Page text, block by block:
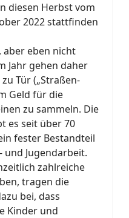
diesen Herbst vom
2022 stattfinden
aber eben nicht
Jahr gehen daher
Tür („Straßen-
Geld für die
zu sammeln. Die
es seit über 70
fester Bestandteil
und Jugendarbeit.
zahlreiche
tragen die
bei, dass
Kinder und